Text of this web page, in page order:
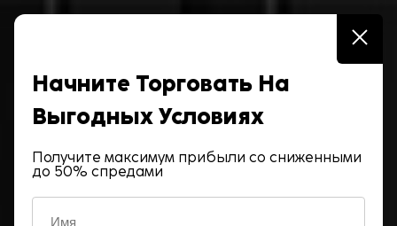
Торговля на Forex теперь ещё
удобнее!
Открой счёт за 2 минуты с SİMA
Онлайн-Открытие Счёта
Начните Торговать На
Выгодных Условиях
Получите максимум прибыли со сниженными
до 50% спредами